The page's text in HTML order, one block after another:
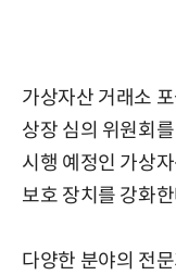
가상자산 거래소
상장 심의 위원회
시행 예정인 가상
보호 장치를 강화
다양한 분야의 전